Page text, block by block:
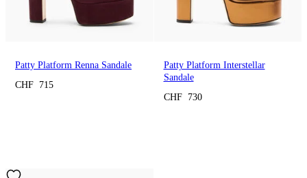
Patty Platform Renna Sandale
CHF 715
Patty Platform Interstellar
Sandale
CHF 730